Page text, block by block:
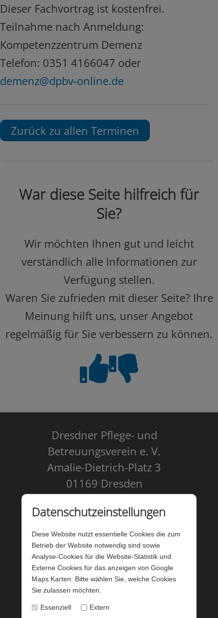
Dieser Fachvortrag ist kostenfrei.
Teilnahme nach Anmeldung:
Kompetenzzentrum Demenz
Telefon: 0351 4166047 oder
demenz@dpbv-online.de
Zurück zu allen Terminen
War diese Seite hilfreich für
Sie?
Wir möchten Ihnen gut und leicht
verständlich alle Informationen zur
Verfügung stellen.
Waren Sie zufrieden mit dieser Seite? Ihre
Meinung hilft uns, unser Angebot
regelmäßig für Sie verbessern zu können.
Dresdner Pflege- und
Betreuungsverein e. V.
Amalie-Dietrich-Platz 3
01169 Dresden
Kontakt
Datenschutz
Barrierefreiheit
Barriere melden
Datenschutzeinstellungen
Diese Website nutzt essentielle Cookies die zum
Betrieb der Website notwendig sind sowie
Analyse-Cookies für die Website-Statistik und
Externe Cookies für das anzeigen von Google
Maps Karten. Bitte wählen Sie, welche Cookies
Sie zulassen möchten.
Essenziell Extern